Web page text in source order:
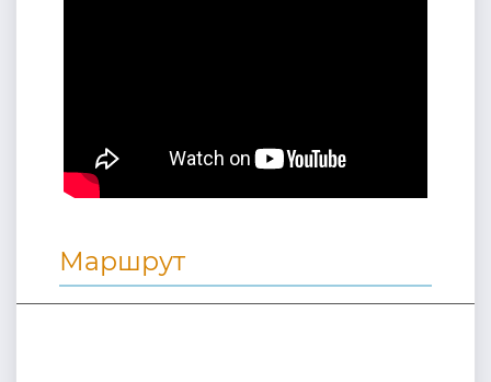
Маршрут